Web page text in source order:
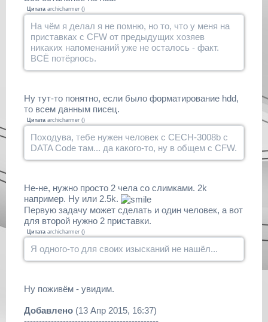
Цитата archicharmer ()
На чём я делал я не помню, но то, что у меня на
приставках с CFW от предыдущих хозяев
никаких напоменаний уже не осталось - факт.
ВСЁ потёрлось.
Ну тут-то понятно, если было форматирование hdd,
то всем данным писец.
Цитата archicharmer ()
Походува, тебе нужен человек с CECH-3008b с
DATA Code там... да какого-то, ну в общем с CFW.
Не-не, нужно просто 2 чела со слимками. 2k
например. Ну или 2.5k.
Первую задачу может сделать и один человек, а вот
для второй нужно 2 приставки.
Цитата archicharmer ()
Я одного-то для своих изысканий не нашёл...
Ну поживём - увидим.
Добавлено (13 Апр 2015, 16:37)